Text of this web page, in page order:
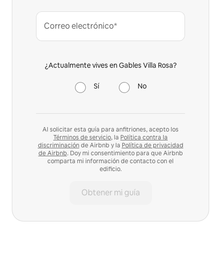
Correo electrónico*
¿Actualmente vives en Gables Villa Rosa?
Sí No
Al solicitar esta guía para anfitriones, acepto los
Términos de servicio, la Política contra la
discriminación de Airbnb y la Política de privacidad
de Airbnb. Doy mi consentimiento para que Airbnb
comparta mi información de contacto con el
edificio.
Obtener mi guía